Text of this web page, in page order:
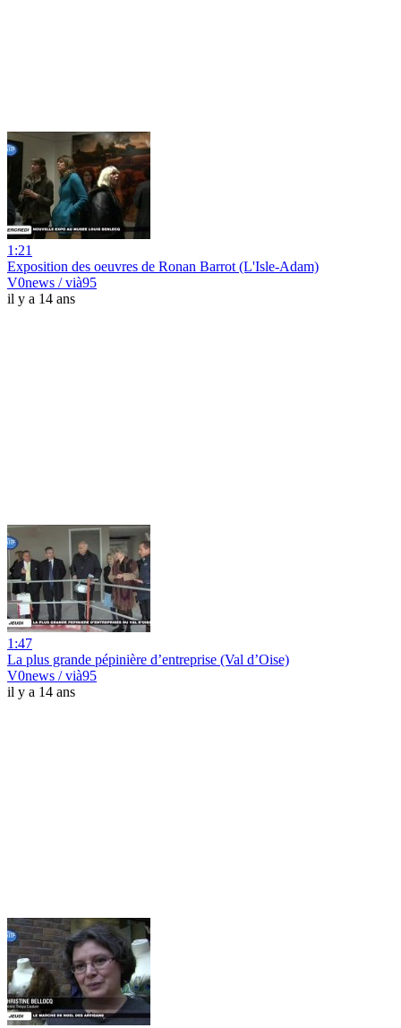
1:21
Exposition des oeuvres de Ronan Barrot (L'Isle-Adam)
V0news / vià95
il y a 14 ans
1:47
La plus grande pépinière d’entreprise (Val d’Oise)
V0news / vià95
il y a 14 ans